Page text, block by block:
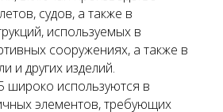
судов, а также в
используемых в
сооружениях, а также в
и других изделий.
широко используются в
элементов, требующих